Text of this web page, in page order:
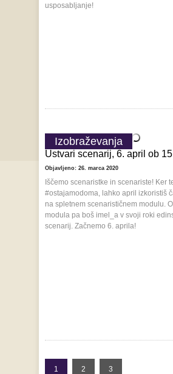
usposabljanje!
Izobraževanja
Ustvari scenarij, 6. april ob
Objavljeno: 26. marca 2020
Iščemo scenaristke in scenariste! Ker
#ostajamodoma, lahko april izkoristiš
na spletnem scenarističnem modulu.
modula pa boš imel_a v svoji roki
scenarij. Začnemo 6. aprila!
1 2 3